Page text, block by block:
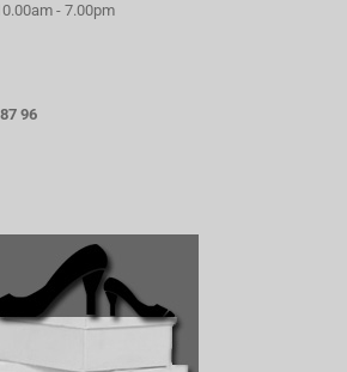
- 7.00pm
96